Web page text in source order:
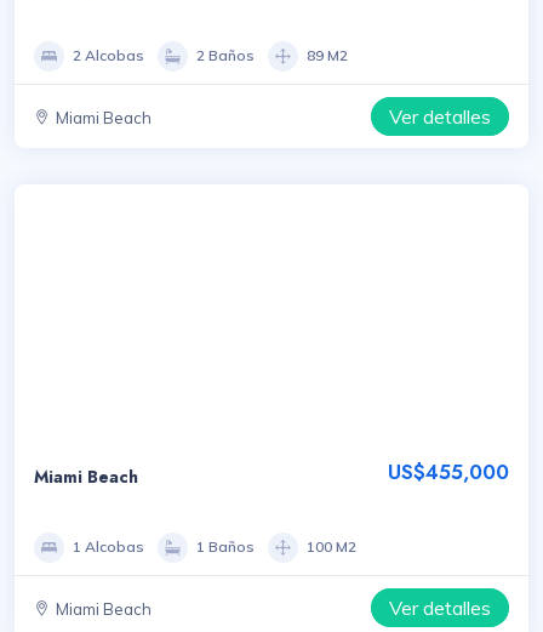
2 Alcobas 2 Baños 89 M2
Miami Beach Ver detalles
Miami Beach US$455,000
1 Alcobas 1 Baños 100 M2
Miami Beach Ver detalles